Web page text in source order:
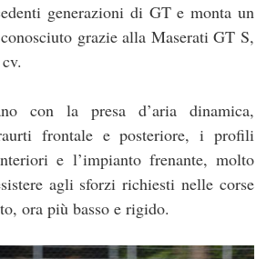
generazioni di GT e monta un
grazie alla Maserati GT S,
con la presa d’aria dinamica,
frontale e posteriore, i profili
e l’impianto frenante, molto
agli sforzi richiesti nelle corse
ora più basso e rigido.